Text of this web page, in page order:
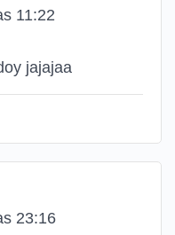
11:22
jajajaa
23:16